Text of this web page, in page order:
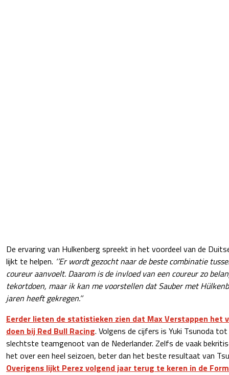
De ervaring van Hulkenberg spreekt in het voordeel van de
lijkt te helpen. ‘’Er wordt gezocht naar de beste combinatie
coureur aanvoelt. Daarom is de invloed van een coureur zo
tekortdoen, maar ik kan me voorstellen dat Sauber met
jaren heeft gekregen.’’
Eerder lieten de statistieken zien dat Max Verstappen het
doen bij Red Bull Racing. Volgens de cijfers is Yuki Tsunoda
slechtste teamgenoot van de Nederlander. Zelfs de vaak
het over een heel seizoen, beter dan het beste resultaat van
Overigens lijkt Perez volgend jaar terug te keren in de